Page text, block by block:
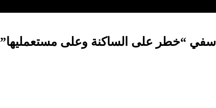
“خطر على الساكنة وعلى مستعمليها”